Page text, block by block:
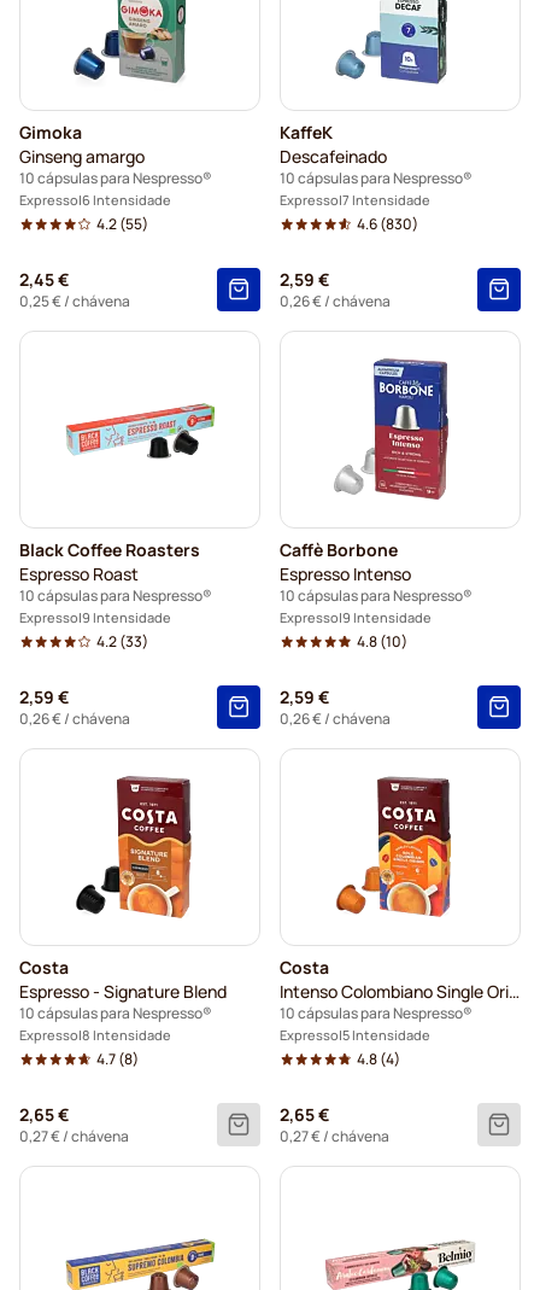
Gimoka
Ginseng amargo
10 cápsulas para Nespresso®
Expresso 6 Intensidade
4.2(55)
2,45 €
0,25 €/ chávena
KaffeK
Descafeinado
10 cápsulas para Nespresso®
Expresso 7 Intensidade
4.6(830)
2,59 €
0,26 €/ chávena
Black Coffee Roasters
Espresso Roast
10 cápsulas para Nespresso®
Expresso 9 Intensidade
4.2(33)
2,59 €
0,26 €/ chávena
Caffè Borbone
Espresso Intenso
10 cápsulas para Nespresso®
Expresso 9 Intensidade
4.8(10)
2,59 €
0,26 €/ chávena
Costa
Espresso - Signature Blend
10 cápsulas para Nespresso®
Expresso 8 Intensidade
4.7(8)
2,65 €
0,27 €/ chávena
Costa
Intenso Colombiano Single Origin
10 cápsulas para Nespresso®
Expresso 5 Intensidade
4.8(4)
2,65 €
0,27 €/ chávena